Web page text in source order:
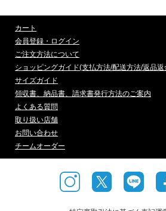
カート
会員登録・ログイン
ご注文方法について
ショッピングガイド(支払方法/配送方法/返品返
サイズガイド
領収書、納品書、請求書発行方法のご案内
よくある質問
取り扱い店舗
お問い合わせ
チームオーダー